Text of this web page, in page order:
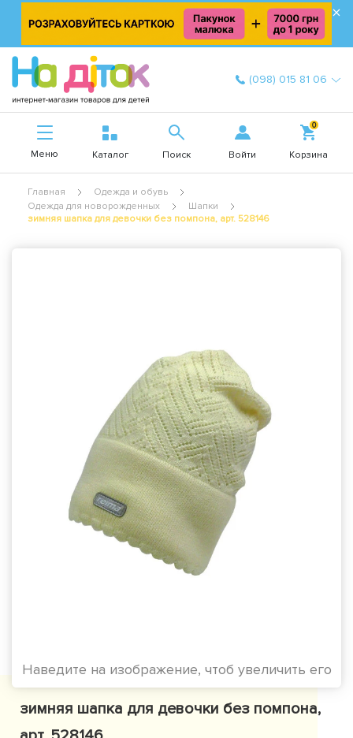
×
(098) 015 81 06
Меню Каталог Поиск Войти
0
Корзина
Главная
Одежда и обувь
Одежда для новорожденных
Шапки
зимняя шапка для девочки без помпона, арт. 528146
Наведите на изображение, чтоб увеличить его
зимняя шапка для девочки без помпона,